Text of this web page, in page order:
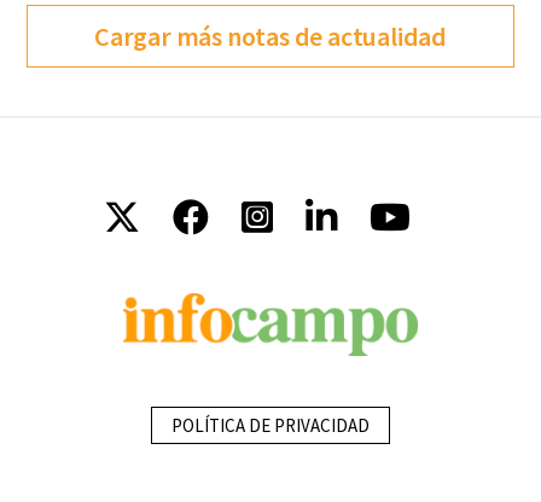
Cargar más notas de actualidad
POLÍTICA DE PRIVACIDAD